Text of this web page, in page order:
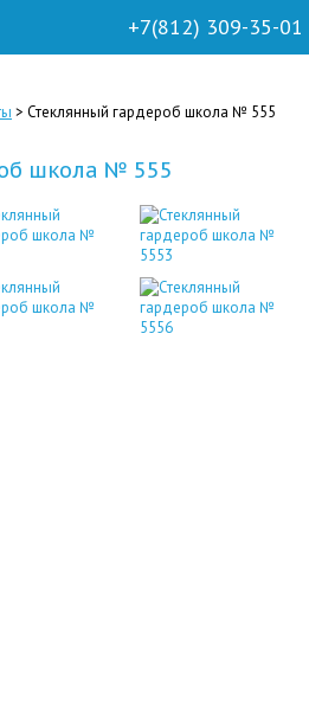
+7(812) 309-35-01
> Стеклянный гардероб школа № 555
школа № 555